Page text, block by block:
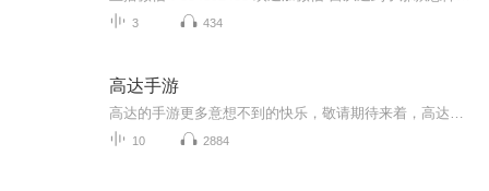
3 434
高达手游
10 2884